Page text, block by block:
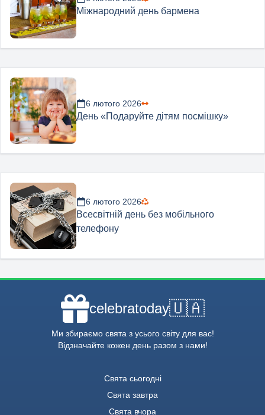
Міжнародний день бармена
6 лютого 2026
День «Подаруйте дітям посмішку»
6 лютого 2026
Всесвітній день без мобільного
телефону
celebratoday🇺🇦
Ми збираємо свята з усього світу для вас!
Відзначайте кожен день разом з нами!
Свята сьогодні
Свята завтра
Свята вчора